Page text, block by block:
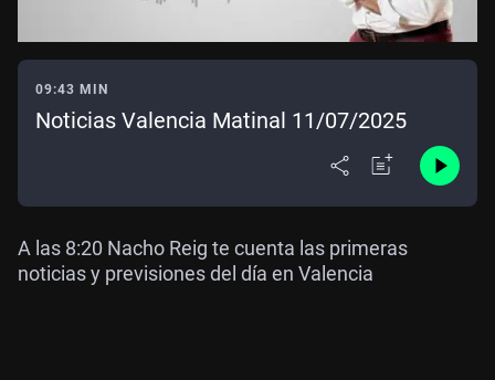
09:43 MIN
Noticias Valencia Matinal 11/07/2025
A las 8:20 Nacho Reig te cuenta las primeras
noticias y previsiones del día en Valencia